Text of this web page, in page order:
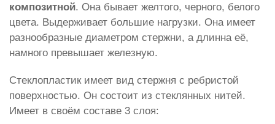
композитной. Она бывает желтого, черного, белого
цвета. Выдерживает большие нагрузки. Она имеет
разнообразные диаметром стержни, а длинна её,
намного превышает железную.
Стеклопластик имеет вид стержня с ребристой
поверхностью. Он состоит из стеклянных нитей.
Имеет в своём составе 3 слоя: